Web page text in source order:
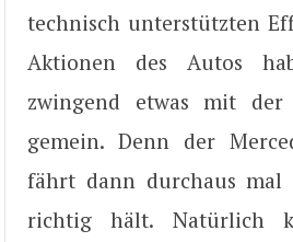
technisch unterstützten
Aktionen des Autos
zwingend etwas mit der
gemein. Denn der
fährt dann durchaus
richtig hält. Natürlich